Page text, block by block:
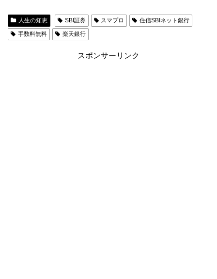
人生の知恵 SBI証券 スマプロ
住信SBIネット銀行
手数料無料
楽天銀行
スポンサーリンク